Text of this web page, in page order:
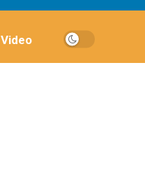
Video